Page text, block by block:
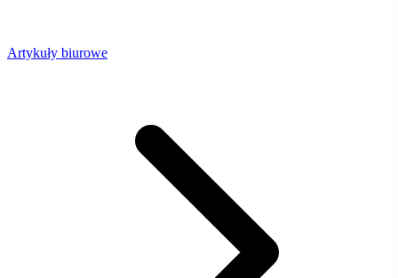
Artykuły biurowe